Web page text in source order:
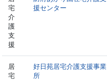
宅
介
護
支
援
援センター
居
宅
好日苑居宅介護支援事業
所